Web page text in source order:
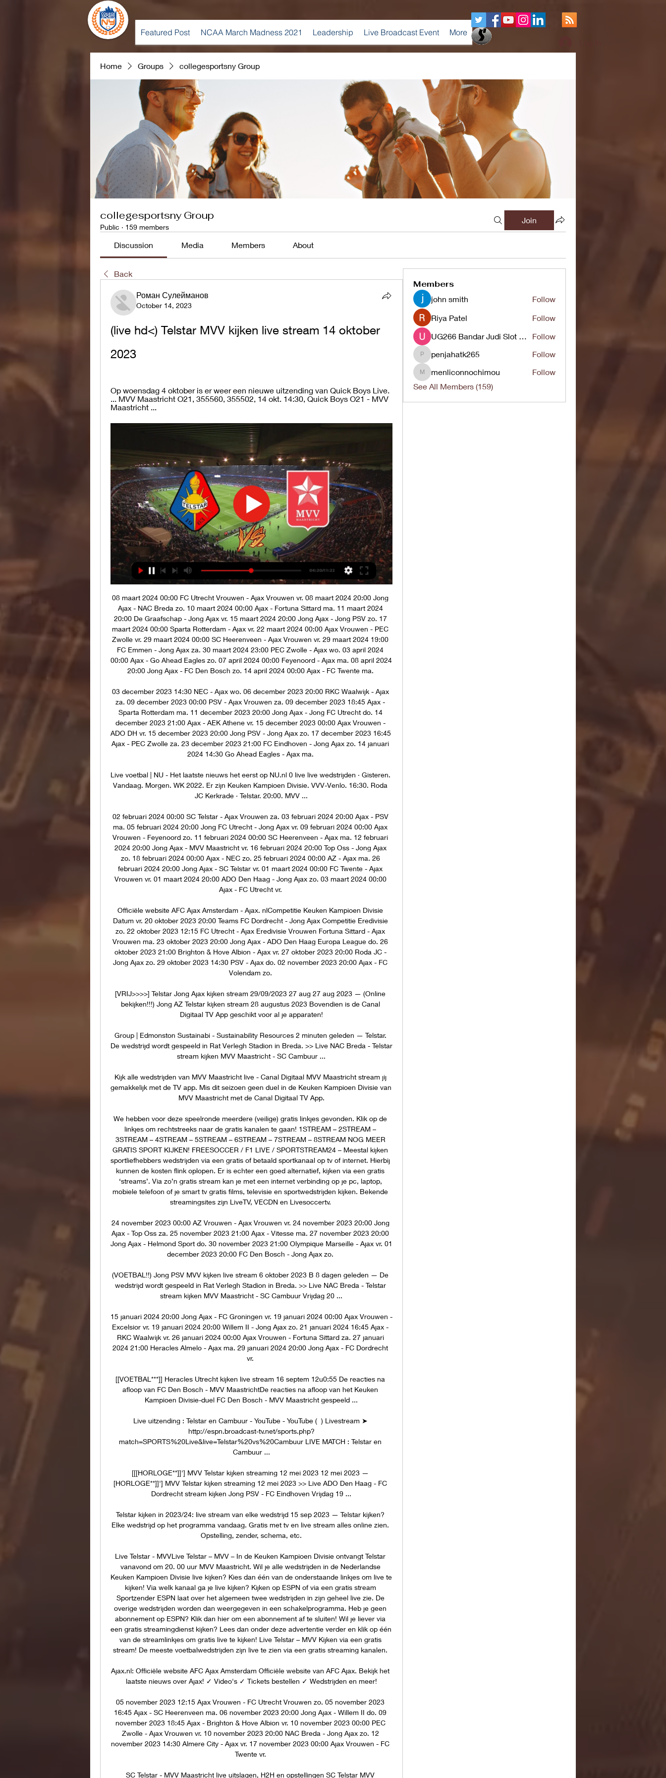
Featured Post NCAA March Madness 2021 Leadership Live Broadcast Event More
Home Groups collegesportsny Group
collegesportsny Group
Public · 159 members
Join
Discussion Media Members About
Back
Роман Сулейманов
October 14, 2023
(live hd<) Telstar MVV kijken live stream 14 oktober
2023
Op woensdag 4 oktober is er weer een nieuwe uitzending van Quick Boys Live.
... MVV Maastricht O21, 355560, 355502, 14 okt. 14:30, Quick Boys O21 - MVV
Maastricht ...
08 maart 2024 00:00 FC Utrecht Vrouwen - Ajax Vrouwen vr. 08 maart 2024 20:00 Jong
Ajax - NAC Breda zo. 10 maart 2024 00:00 Ajax - Fortuna Sittard ma. 11 maart 2024
20:00 De Graafschap - Jong Ajax vr. 15 maart 2024 20:00 Jong Ajax - Jong PSV zo. 17
maart 2024 00:00 Sparta Rotterdam - Ajax vr. 22 maart 2024 00:00 Ajax Vrouwen - PEC
Zwolle vr. 29 maart 2024 00:00 SC Heerenveen - Ajax Vrouwen vr. 29 maart 2024 19:00
FC Emmen - Jong Ajax za. 30 maart 2024 23:00 PEC Zwolle - Ajax wo. 03 april 2024
00:00 Ajax - Go Ahead Eagles zo. 07 april 2024 00:00 Feyenoord - Ajax ma. 08 april 2024
20:00 Jong Ajax - FC Den Bosch zo. 14 april 2024 00:00 Ajax - FC Twente ma.
03 december 2023 14:30 NEC - Ajax wo. 06 december 2023 20:00 RKC Waalwijk - Ajax
za. 09 december 2023 00:00 PSV - Ajax Vrouwen za. 09 december 2023 18:45 Ajax -
Sparta Rotterdam ma. 11 december 2023 20:00 Jong Ajax - Jong FC Utrecht do. 14
december 2023 21:00 Ajax - AEK Athene vr. 15 december 2023 00:00 Ajax Vrouwen -
ADO DH vr. 15 december 2023 20:00 Jong PSV - Jong Ajax zo. 17 december 2023 16:45
Ajax - PEC Zwolle za. 23 december 2023 21:00 FC Eindhoven - Jong Ajax zo. 14 januari
2024 14:30 Go Ahead Eagles - Ajax ma.
Live voetbal | NU - Het laatste nieuws het eerst op NU.nl 0 live live wedstrijden · Gisteren.
Vandaag. Morgen. WK 2022. Er zijn Keuken Kampioen Divisie. VVV-Venlo. 16:30. Roda
JC Kerkrade · Telstar. 20:00. MVV ...
02 februari 2024 00:00 SC Telstar - Ajax Vrouwen za. 03 februari 2024 20:00 Ajax - PSV
ma. 05 februari 2024 20:00 Jong FC Utrecht - Jong Ajax vr. 09 februari 2024 00:00 Ajax
Vrouwen - Feyenoord zo. 11 februari 2024 00:00 SC Heerenveen - Ajax ma. 12 februari
2024 20:00 Jong Ajax - MVV Maastricht vr. 16 februari 2024 20:00 Top Oss - Jong Ajax
zo. 18 februari 2024 00:00 Ajax - NEC zo. 25 februari 2024 00:00 AZ - Ajax ma. 26
februari 2024 20:00 Jong Ajax - SC Telstar vr. 01 maart 2024 00:00 FC Twente - Ajax
Vrouwen vr. 01 maart 2024 20:00 ADO Den Haag - Jong Ajax zo. 03 maart 2024 00:00
Ajax - FC Utrecht vr.
Officiële website AFC Ajax Amsterdam - Ajax. nlCompetitie Keuken Kampioen Divisie
Datum vr. 20 oktober 2023 20:00 Teams FC Dordrecht - Jong Ajax Competitie Eredivisie
zo. 22 oktober 2023 12:15 FC Utrecht - Ajax Eredivisie Vrouwen Fortuna Sittard - Ajax
Vrouwen ma. 23 oktober 2023 20:00 Jong Ajax - ADO Den Haag Europa League do. 26
oktober 2023 21:00 Brighton & Hove Albion - Ajax vr. 27 oktober 2023 20:00 Roda JC -
Jong Ajax zo. 29 oktober 2023 14:30 PSV - Ajax do. 02 november 2023 20:00 Ajax - FC
Volendam zo.
[VRIJ>>>>] Telstar Jong Ajax kijken stream 29/09/2023 27 aug 27 aug 2023 — (Online
bekijken!!!) Jong AZ Telstar kijken stream 28 augustus 2023 Bovendien is de Canal
Digitaal TV App geschikt voor al je apparaten!
Group | Edmonston Sustainabi - Sustainability Resources 2 minuten geleden — Telstar.
De wedstrijd wordt gespeeld in Rat Verlegh Stadion in Breda. >> Live NAC Breda - Telstar
stream kijken MVV Maastricht - SC Cambuur ...
Kijk alle wedstrijden van MVV Maastricht live - Canal Digitaal MVV Maastricht stream jij
gemakkelijk met de TV app. Mis dit seizoen geen duel in de Keuken Kampioen Divisie van
MVV Maastricht met de Canal Digitaal TV App.
We hebben voor deze speelronde meerdere (veilige) gratis linkjes gevonden. Klik op de
linkjes om rechtstreeks naar de gratis kanalen te gaan! 1STREAM – 2STREAM –
3STREAM – 4STREAM – 5STREAM – 6STREAM – 7STREAM – 8STREAM NOG MEER
GRATIS SPORT KIJKEN! FREESOCCER / F1 LIVE / SPORTSTREAM24 – Meestal kijken
sportliefhebbers wedstrijden via een gratis of betaald sportkanaal op tv of internet. Hierbij
kunnen de kosten flink oplopen. Er is echter een goed alternatief, kijken via een gratis
‘streams’. Via zo’n gratis stream kan je met een internet verbinding op je pc, laptop,
mobiele telefoon of je smart tv gratis films, televisie en sportwedstrijden kijken. Bekende
streamingsites zijn LiveTV, VECDN en Livesoccertv.
24 november 2023 00:00 AZ Vrouwen - Ajax Vrouwen vr. 24 november 2023 20:00 Jong
Ajax - Top Oss za. 25 november 2023 21:00 Ajax - Vitesse ma. 27 november 2023 20:00
Jong Ajax - Helmond Sport do. 30 november 2023 21:00 Olympique Marseille - Ajax vr. 01
december 2023 20:00 FC Den Bosch - Jong Ajax zo.
(VOETBAL!!) Jong PSV MVV kijken live stream 6 oktober 2023 B 8 dagen geleden — De
wedstrijd wordt gespeeld in Rat Verlegh Stadion in Breda. >> Live NAC Breda - Telstar
stream kijken MVV Maastricht - SC Cambuur Vrijdag 20 ...
15 januari 2024 20:00 Jong Ajax - FC Groningen vr. 19 januari 2024 00:00 Ajax Vrouwen -
Excelsior vr. 19 januari 2024 20:00 Willem II - Jong Ajax zo. 21 januari 2024 16:45 Ajax -
RKC Waalwijk vr. 26 januari 2024 00:00 Ajax Vrouwen - Fortuna Sittard za. 27 januari
2024 21:00 Heracles Almelo - Ajax ma. 29 januari 2024 20:00 Jong Ajax - FC Dordrecht
vr.
[[VOETBAL***]] Heracles Utrecht kijken live stream 16 septem 12u0:55 De reacties na
afloop van FC Den Bosch - MVV MaastrichtDe reacties na afloop van het Keuken
Kampioen Divisie-duel FC Den Bosch - MVV Maastricht gespeeld ...
Live uitzending : Telstar en Cambuur - YouTube - YouTube (  ) Livestream ➤
http://espn.broadcast-tv.net/sports.php?
match=SPORTS%20Live&live=Telstar%20vs%20Cambuur LIVE MATCH : Telstar en
Cambuur ...
[[[HORLOGE**]]'] MVV Telstar kijken streaming 12 mei 2023 12 mei 2023 —
[HORLOGE**]]'] MVV Telstar kijken streaming 12 mei 2023 >> Live ADO Den Haag - FC
Dordrecht stream kijken Jong PSV - FC Eindhoven Vrijdag 19 ...
Telstar kijken in 2023/24: live stream van elke wedstrijd 15 sep 2023 — Telstar kijken?
Elke wedstrijd op het programma vandaag. Gratis met tv en live stream alles online zien.
Opstelling, zender, schema, etc.
Live Telstar - MVVLive Telstar – MVV – In de Keuken Kampioen Divisie ontvangt Telstar
vanavond om 20. 00 uur MVV Maastricht. Wil je alle wedstrijden in de Nederlandse
Keuken Kampioen Divisie live kijken? Kies dan één van de onderstaande linkjes om live te
kijken! Via welk kanaal ga je live kijken? Kijken op ESPN of via een gratis stream
Sportzender ESPN laat over het algemeen twee wedstrijden in zijn geheel live zie. De
overige wedstrijden worden dan weergegeven in een schakelprogramma. Heb je geen
abonnement op ESPN? Klik dan hier om een abonnement af te sluiten! Wil je liever via
een gratis streamingdienst kijken? Lees dan onder deze advertentie verder en klik op één
van de streamlinkjes om gratis live te kijken! Live Telstar – MVV Kijken via een gratis
stream! De meeste voetbalwedstrijden zijn live te zien via een gratis streaming kanalen.
Ajax.nl: Officiële website AFC Ajax Amsterdam Officiële website van AFC Ajax. Bekijk het
laatste nieuws over Ajax! ✓ Video's ✓ Tickets bestellen ✓ Wedstrijden en meer!
05 november 2023 12:15 Ajax Vrouwen - FC Utrecht Vrouwen zo. 05 november 2023
16:45 Ajax - SC Heerenveen ma. 06 november 2023 20:00 Jong Ajax - Willem II do. 09
november 2023 18:45 Ajax - Brighton & Hove Albion vr. 10 november 2023 00:00 PEC
Zwolle - Ajax Vrouwen vr. 10 november 2023 20:00 NAC Breda - Jong Ajax zo. 12
november 2023 14:30 Almere City - Ajax vr. 17 november 2023 00:00 Ajax Vrouwen - FC
Twente vr.
SC Telstar - MVV Maastricht live uitslagen, H2H en opstellingen SC Telstar MVV
Members
john smith
Follow
Riya Patel
Follow
UG266 Bandar Judi Slot Online Live RTP Slot Gacor Tertinggi
Follow
penjahatk265
penjahatk265 Follow
menliconnochimou
menliconnochimou
Follow
See All Members (159)